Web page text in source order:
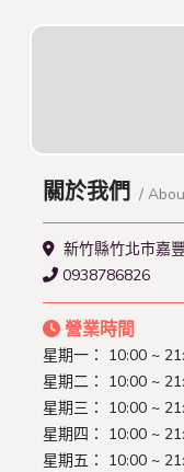
關於我們 /
新竹縣竹北市嘉
0938786826
營業時間
星期一： 10:00 ~
星期二： 10:00 ~
星期三： 10:00 ~
星期四： 10:00 ~
星期五： 10:00 ~